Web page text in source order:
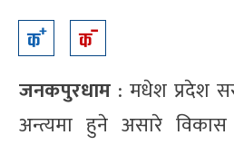
जनकपुरधाम : मधेश प्रदेश
अन्त्यमा हुने असारे